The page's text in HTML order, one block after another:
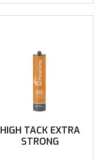
HIGH TACK EXTRA
STRONG